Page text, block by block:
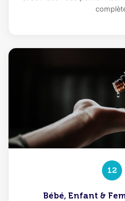
12
Bébé, Enfant &